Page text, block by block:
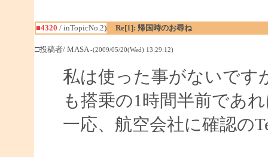
■4320 / inTopicNo.2) Re[1]: 帰国時のお尋ね
□投稿者/ MASA-(2009/05/20(Wed) 13:29:12)
私は使った事がないです
も搭乗の1時間半前であ
一応、航空会社に確認の